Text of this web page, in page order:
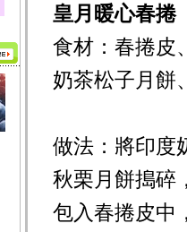
皇月暖心春捲
食材：春捲皮
奶茶松子月餅
做法：將印度
秋栗月餅搗碎
包入春捲皮中